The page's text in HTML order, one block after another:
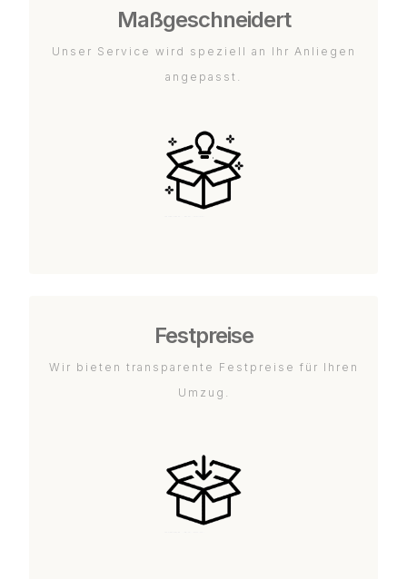
Maßgeschneidert
Unser Service wird speziell an Ihr Anliegen
angepasst.
Festpreise
Wir bieten transparente Festpreise für Ihren
Umzug.